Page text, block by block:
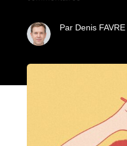
Par Denis FAVRE